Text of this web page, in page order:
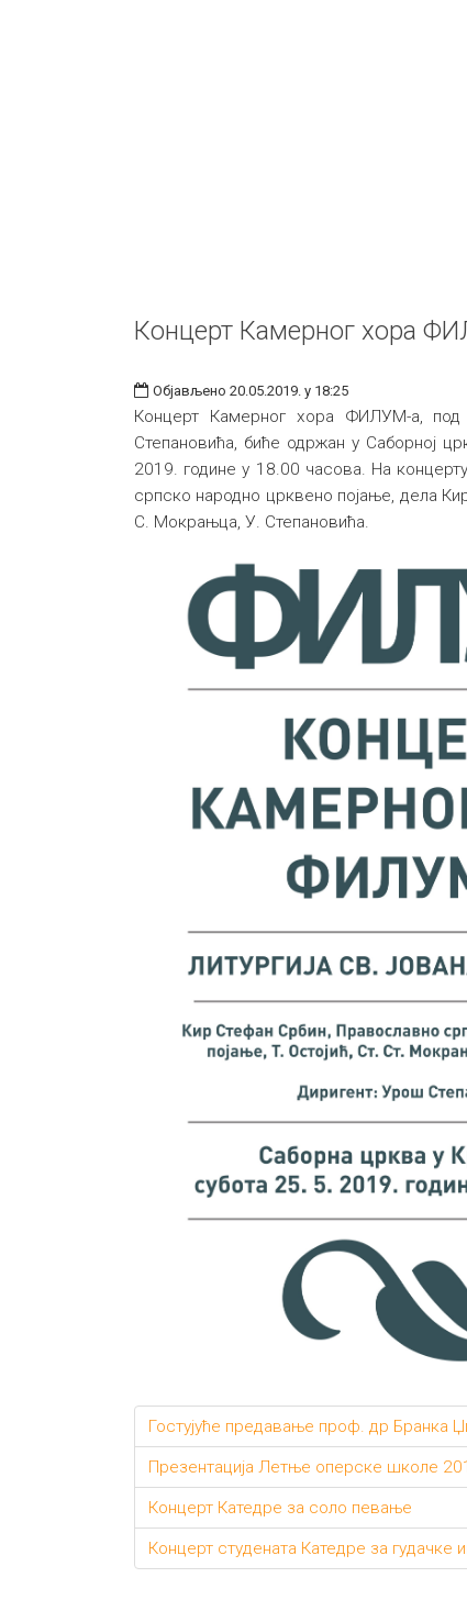
Концерт Камерног хора
Објављено 20.05.2019. у 18:25
Концерт Камерног хора ФИЛУМ-а,
Степановића, биће одржан у Саборној
2019. године у 18.00 часова. На
српско народно црквено појање, дела
С. Мокрањца, У. Степановића.
Гостујуће предавање проф. др Бранка
Презентација Летње оперске школе
Концерт Катедре за соло певање
Концерт студената Катедре за гудачке